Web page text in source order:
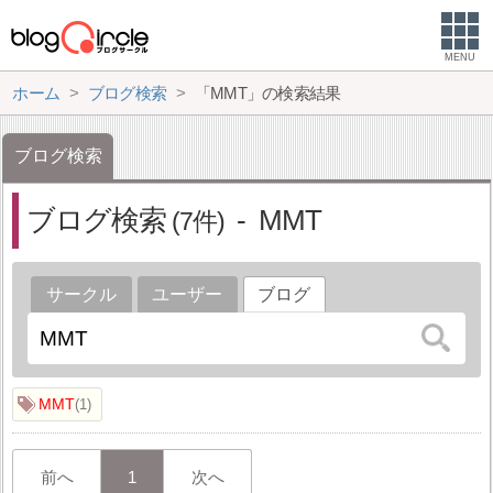
MENU
ホーム ブログ検索 「MMT」の検索結果
ブログ検索
ブログ検索 7 MMT
サークル ユーザー ブログ
MMT 1
前へ 1 次へ